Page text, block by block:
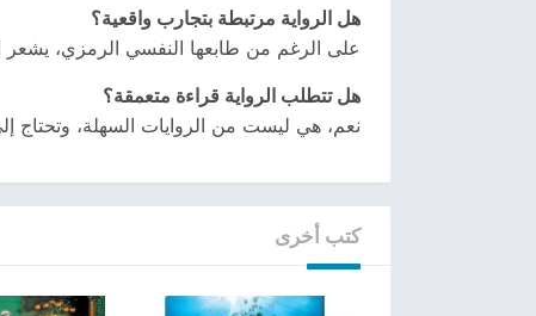
هل الرواية مرتبطة بتجارب واقعية؟
على الرغم من طابعها النفسي الرمزي،
هل تتطلب الرواية قراءة متعمقة؟
نعم، هي ليست من الروايات السهلة، وتحتاج
كتب أخرى